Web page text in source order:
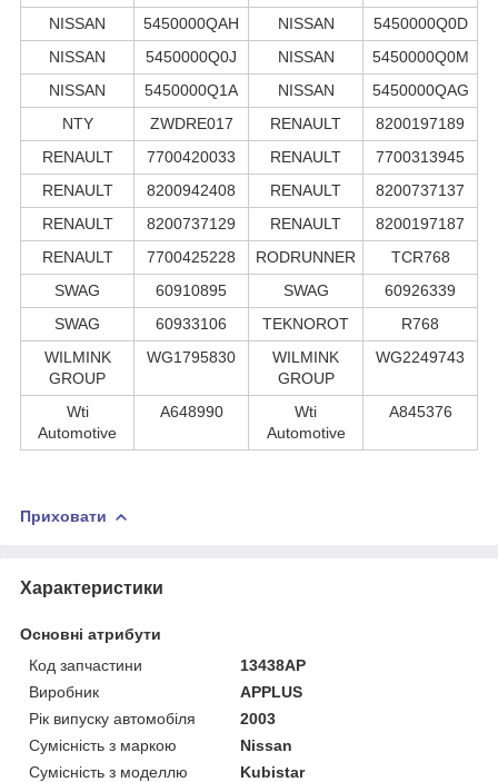
NISSAN
5450000QAH NISSAN
5450000Q0D
NISSAN
5450000Q0J NISSAN
5450000Q0M
NISSAN
5450000Q1A NISSAN
5450000QAG
NTY
ZWDRE017 RENAULT
8200197189
RENAULT
7700420033 RENAULT
7700313945
RENAULT
8200942408 RENAULT
8200737137
RENAULT
8200737129 RENAULT
8200197187
RENAULT
7700425228 RODRUNNER
TCR768
SWAG
60910895 SWAG
60926339
SWAG
60933106 TEKNOROT
R768
WILMINK
GROUP
WG1795830
WILMINK
GROUP
WG2249743
Wti
Automotive
A648990
Wti
Automotive
A845376
Приховати
Характеристики
Основні атрибути
Код запчастини
13438AP
Виробник
APPLUS
Рік випуску автомобіля
2003
Сумісність з маркою
Nissan
Сумісність з моделлю
Kubistar